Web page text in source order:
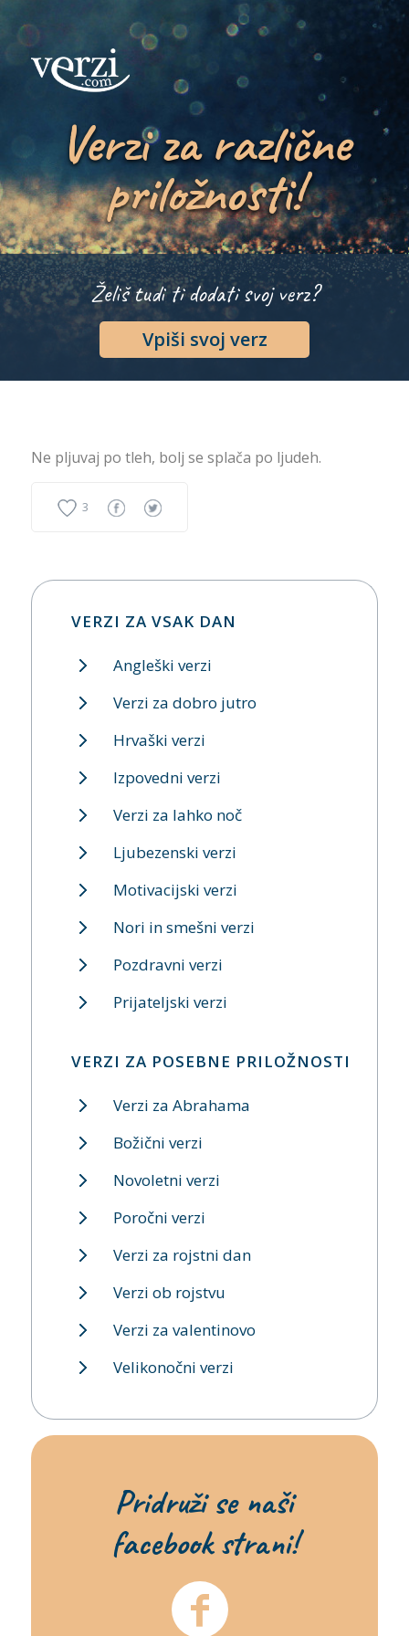
Verzi za različne
priložnosti!
Želiš tudi ti dodati svoj verz?
Vpiši svoj verz
Ne pljuvaj po tleh, bolj se splača po ljudeh.
3
VERZI ZA VSAK DAN
Angleški verzi
Verzi za dobro jutro
Hrvaški verzi
Izpovedni verzi
Verzi za lahko noč
Ljubezenski verzi
Motivacijski verzi
Nori in smešni verzi
Pozdravni verzi
Prijateljski verzi
VERZI ZA POSEBNE PRILOŽNOSTI
Verzi za Abrahama
Božični verzi
Novoletni verzi
Poročni verzi
Verzi za rojstni dan
Verzi ob rojstvu
Verzi za valentinovo
Velikonočni verzi
Pridruži se naši
facebook strani!